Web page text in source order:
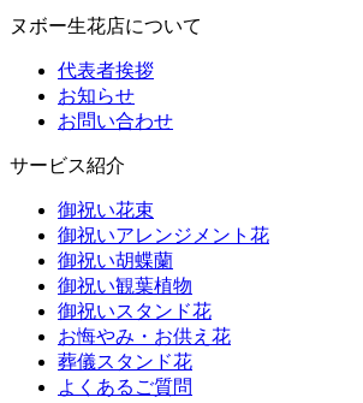
ヌボー生花店について
代表者挨拶
お知らせ
お問い合わせ
サービス紹介
御祝い花束
御祝いアレンジメント花
御祝い胡蝶蘭
御祝い観葉植物
御祝いスタンド花
お悔やみ・お供え花
葬儀スタンド花
よくあるご質問